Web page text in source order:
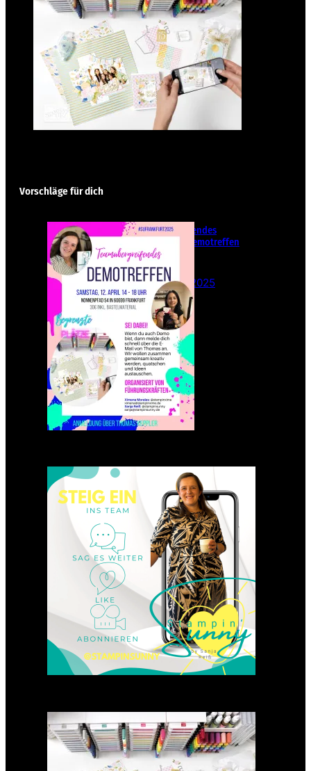
21. Januar 2025
Vorschläge für dich
Teamübergreifendes
Stampin‘ Up! Demotreffen
– Sei dabei!
26. Februar 2025
Einsteigen 2025 im Team
Stampin‘ Sunny
23. Januar 2025
GANZ NEU: Scrapbooking
Club 2025
21. Januar 2025